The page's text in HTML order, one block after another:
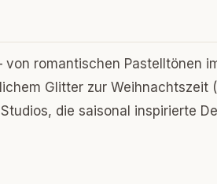
romantischen Pastelltönen
Glitter zur Weihnachtszeit
die saisonal inspirierte